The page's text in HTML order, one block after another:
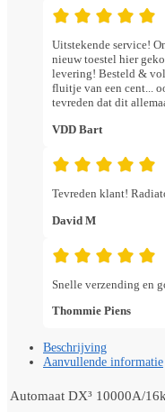
Uitstekende service!
nieuw toestel hier
levering! Besteld &
fluitje van een cent...
tevreden dat dit
VDD Bart
Tevreden klant!
David M
Snelle verzending en
Thommie Piens
Beschrijving
Aanvullende informatie
Automaat DX³ 10000A/